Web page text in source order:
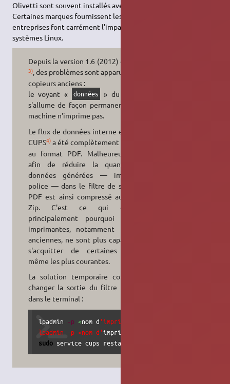
Olivetti sont souvent installés avec des pilotes Triumph-Adler.
Certaines marques fournissent les pilotes Linux et d'autres
entreprises font carrément l'impasse sur la gestion des
systèmes Linux.
Depuis la version 1.6 (2012) de CUPS
3), des problèmes sont apparus sur les
copieurs anciens :
le voyant «
données
» du copieur
s'allume de façon permanente et la
machine n'imprime pas.
Le flux de données interne envoyé à
CUPS4)a été complètement converti
au format PDF. Malheureusement,
afin de réduire la quantité de
données générées — image et
police — dans le filtre de sortie, le
PDF est ainsi compressé au format
Zip. C'est ce qui explique
principalement pourquoi diverses
imprimantes, notamment les plus
anciennes, ne sont plus capables de
s'acquitter de certaines taches,
même les plus courantes.
La solution temporaire consiste à
changer la sortie du filtre CUPS
dans le terminal :
lpadmin -p <nom d 'imprimante> -o pdftops-renderer-
lpadmin -p <nom d'imprimante
sudo service cups restart